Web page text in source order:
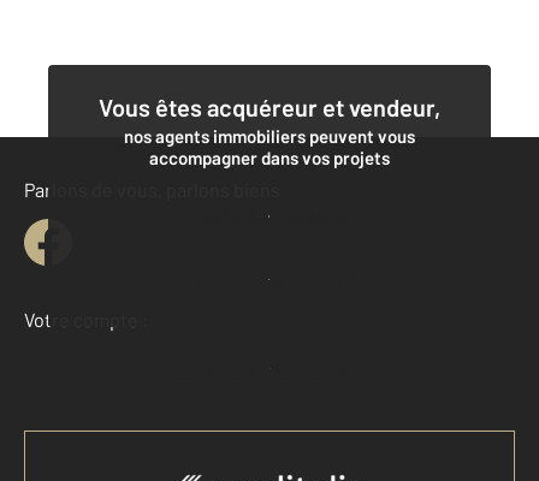
Vous êtes acquéreur et vendeur,
nos agents immobiliers peuvent vous
accompagner dans vos projets
Contacter l'agence
Demander une estimation
Parlons de vous, parlons biens
Votre compte :
Accéder à mon compte